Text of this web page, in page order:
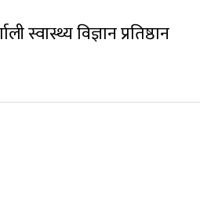
विज्ञान प्रतिष्ठान